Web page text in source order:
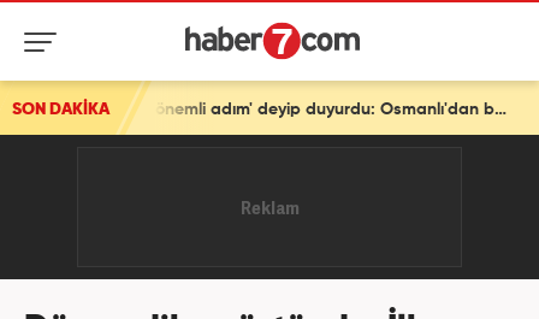
SON DAKİKA Türkiye'den tarihi mesaj! Bakan Fidan 'En önemli adım' deyip duyurdu: Osmanlı'dan beri...